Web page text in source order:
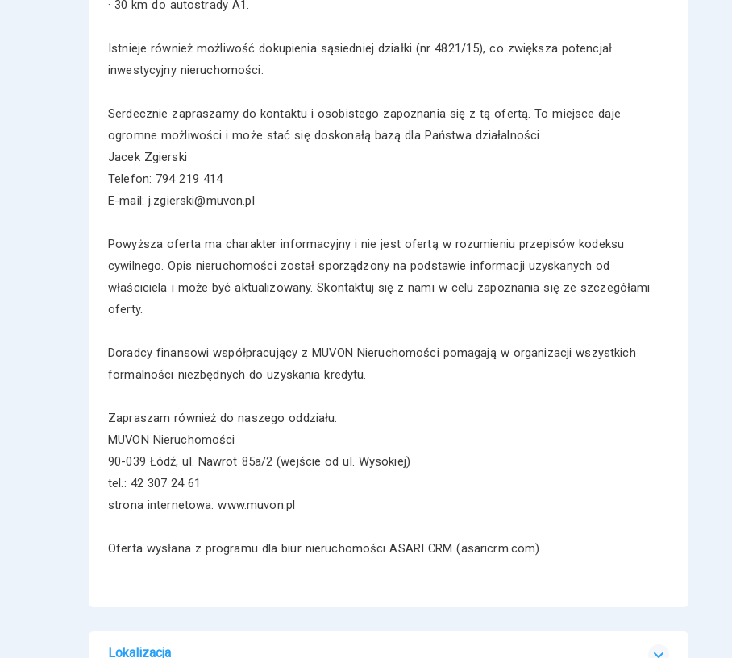
· 30 km do autostrady A1.
Istnieje również możliwość dokupienia sąsiedniej działki (nr 4821/15), co zwiększa potencjał
inwestycyjny nieruchomości.
Serdecznie zapraszamy do kontaktu i osobistego zapoznania się z tą ofertą. To miejsce daje
ogromne możliwości i może stać się doskonałą bazą dla Państwa działalności.
Jacek Zgierski
Telefon: 794 219 414
E-mail: j.zgierski@muvon.pl
Powyższa oferta ma charakter informacyjny i nie jest ofertą w rozumieniu przepisów kodeksu
cywilnego. Opis nieruchomości został sporządzony na podstawie informacji uzyskanych od
właściciela i może być aktualizowany. Skontaktuj się z nami w celu zapoznania się ze szczegółami
oferty.
Doradcy finansowi współpracujący z MUVON Nieruchomości pomagają w organizacji wszystkich
formalności niezbędnych do uzyskania kredytu.
Zapraszam również do naszego oddziału:
MUVON Nieruchomości
90-039 Łódź, ul. Nawrot 85a/2 (wejście od ul. Wysokiej)
tel.: 42 307 24 61
strona internetowa: www.muvon.pl
Oferta wysłana z programu dla biur nieruchomości ASARI CRM (asaricrm.com)
Lokalizacja